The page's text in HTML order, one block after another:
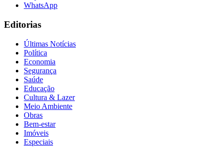
WhatsApp
Editorias
Últimas Notícias
Política
Economia
Segurança
Saúde
Educação
Cultura & Lazer
Meio Ambiente
Obras
Bem-estar
Imóveis
Especiais